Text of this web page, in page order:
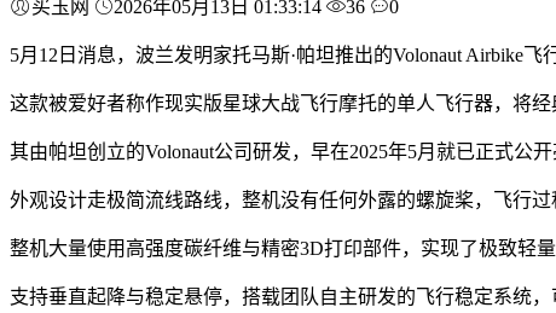
买玉网 2026年05月13日 01:33:14 36 0
5月12日消息，波兰发明家托马斯·帕坦推出的Volonaut Airbike飞
这款被爱好者称作现实版星球大战飞行摩托的单人飞行器，将
其由帕坦创立的Volonaut公司研发，早在2025年5月就已正式公
外观设计走极简流线路线，整机没有任何外露的螺旋桨，飞行
整机大量使用高强度碳纤维与精密3D打印部件，实现了极致轻
支持垂直起降与稳定悬停，搭载团队自主研发的飞行稳定系统